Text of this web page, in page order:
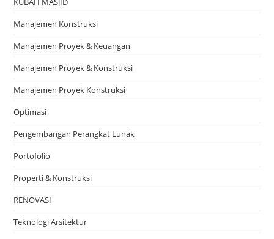
Manajemen Konstruksi
Manajemen Proyek & Keuangan
Manajemen Proyek & Konstruksi
Manajemen Proyek Konstruksi
Optimasi
Pengembangan Perangkat Lunak
Portofolio
Properti & Konstruksi
RENOVASI
Teknologi Arsitektur